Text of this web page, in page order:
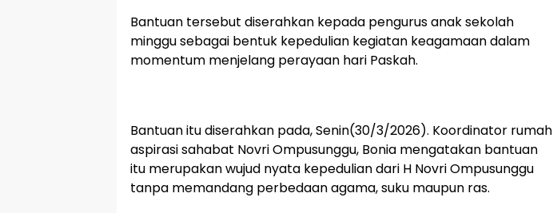
Bantuan tersebut diserahkan kepada pengurus anak sekolah
minggu sebagai bentuk kepedulian kegiatan keagamaan dalam
momentum menjelang perayaan hari Paskah.
Bantuan itu diserahkan pada, Senin(30/3/2026). Koordinator rumah
aspirasi sahabat Novri Ompusunggu, Bonia mengatakan bantuan
itu merupakan wujud nyata kepedulian dari H Novri Ompusunggu
tanpa memandang perbedaan agama, suku maupun ras.